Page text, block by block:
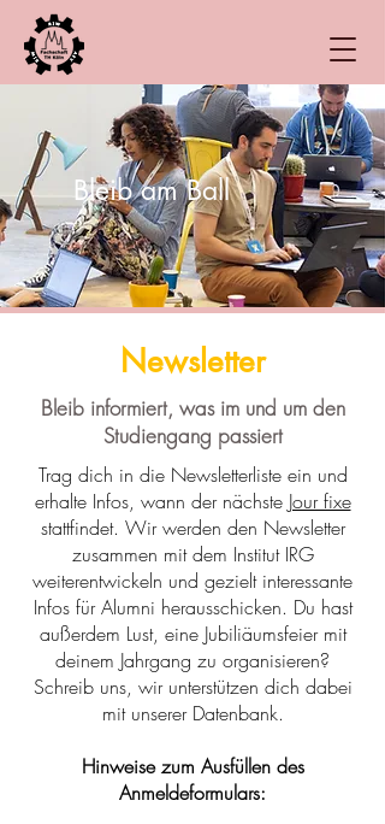
Bleib am Ball
Newsletter
Bleib informiert, was im und um den
Studiengang passiert
Trag dich in die Newsletterliste ein und
erhalte Infos, wann der nächste Jour fixe
stattfindet. Wir werden den Newsletter
zusammen mit dem Institut IRG
weiterentwickeln und gezielt interessante
Infos für Alumni herausschicken. Du hast
außerdem Lust, eine Jubiliäumsfeier mit
deinem Jahrgang zu organisieren?
Schreib uns, wir unterstützen dich dabei
mit unserer Datenbank.
Hinweise zum Ausfüllen des
Anmeldeformulars: